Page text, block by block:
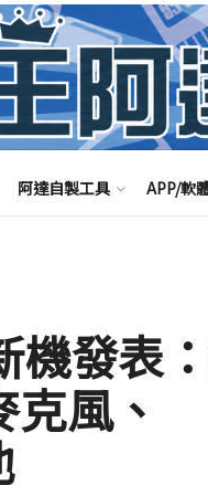
阿達自製工具 APP/軟
機發表
風、